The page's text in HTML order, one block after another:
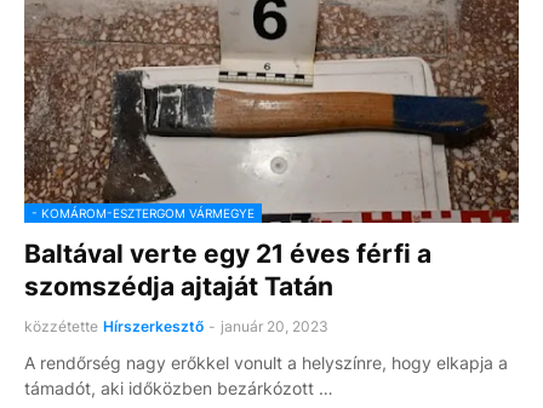
- KOMÁROM-ESZTERGOM VÁRMEGYE
Baltával verte egy 21 éves férfi a
szomszédja ajtaját Tatán
közzétette Hírszerkesztő - január 20, 2023
A rendőrség nagy erőkkel vonult a helyszínre, hogy elkapja a
támadót, aki időközben bezárkózott …